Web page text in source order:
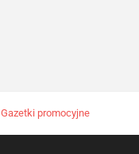
Gazetki promocyjne